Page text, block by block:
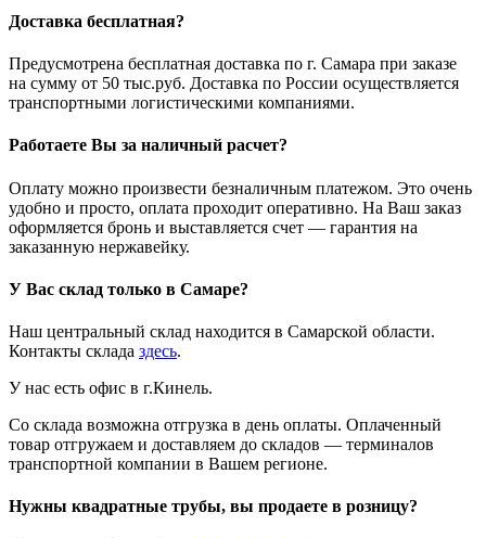
Доставка бесплатная?
Предусмотрена бесплатная доставка по г. Самара при заказе
на сумму от 50 тыс.руб. Доставка по России осуществляется
транспортными логистическими компаниями.
Работаете Вы за наличный расчет?
Оплату можно произвести безналичным платежом. Это очень
удобно и просто, оплата проходит оперативно. На Ваш заказ
оформляется бронь и выставляется счет — гарантия на
заказанную нержавейку.
У Вас склад только в Самаре?
Наш центральный склад находится в Самарской области.
Контакты склада здесь.
У нас есть офис в г.Кинель.
Со склада возможна отгрузка в день оплаты. Оплаченный
товар отгружаем и доставляем до складов — терминалов
транспортной компании в Вашем регионе.
Нужны квадратные трубы, вы продаете в розницу?